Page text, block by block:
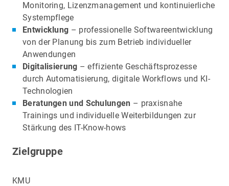
Monitoring, Lizenzmanagement und kontinuierliche
Systempflege
Entwicklung – professionelle Softwareentwicklung
von der Planung bis zum Betrieb individueller
Anwendungen
Digitalisierung – effiziente Geschäftsprozesse
durch Automatisierung, digitale Workflows und KI-
Technologien
Beratungen und Schulungen – praxisnahe
Trainings und individuelle Weiterbildungen zur
Stärkung des IT-Know-hows
Zielgruppe
KMU